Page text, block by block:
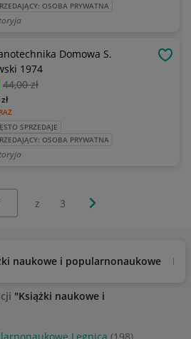
OSOBA PRYWATNA
Domowa S.
1974
44,00 zł
zł
SPRZEDAJE
OSOBA PRYWATNA
z 3 Następna strona
naukowe i popularnonaukowe
"Książki naukowe i